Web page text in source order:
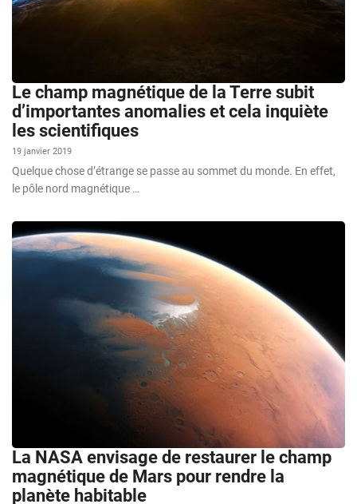
Le champ magnétique de la Terre subit
d’importantes anomalies et cela inquiète
les scientifiques
19 janvier 2019
Quelque chose d’étrange se passe au sommet du monde. En effet,
le pôle nord magnétique …
La NASA envisage de restaurer le champ
magnétique de Mars pour rendre la
planète habitable